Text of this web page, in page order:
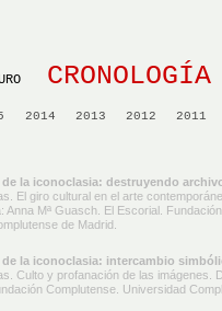
CRONOLOGÍA
2014 2013 2012 2011
de la iconoclasia: destruyendo
El giro cultural en el arte
Anna Mª Guasch. El Escorial. Fundación
de Madrid.
de la iconoclasia: intercambio
Culto y profanación de las imágenes.
Complutense. Universidad